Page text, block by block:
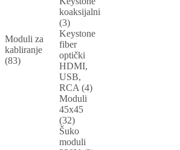
Moduli za
kabliranje
(83)
koaksijalni
(3)
Keystone
fiber
optički
HDMI,
USB,
RCA (4)
Moduli
45x45
(32)
Šuko
moduli